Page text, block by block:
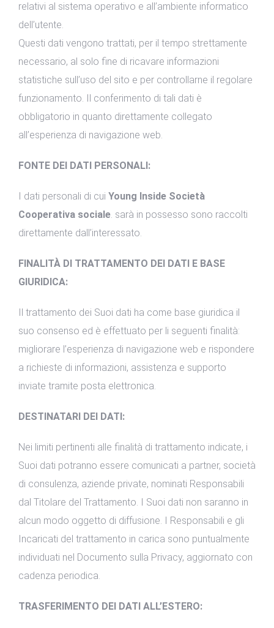
relativi al sistema operativo e all’ambiente informatico
dell’utente.
Questi dati vengono trattati, per il tempo strettamente
necessario, al solo fine di ricavare informazioni
statistiche sull’uso del sito e per controllarne il regolare
funzionamento. Il conferimento di tali dati è
obbligatorio in quanto direttamente collegato
all’esperienza di navigazione web.
FONTE DEI DATI PERSONALI:
I dati personali di cui Young Inside Società
Cooperativa sociale. sarà in possesso sono raccolti
direttamente dall’interessato.
FINALITÀ DI TRATTAMENTO DEI DATI E BASE
GIURIDICA:
Il trattamento dei Suoi dati ha come base giuridica il
suo consenso ed è effettuato per li seguenti finalità:
migliorare l’esperienza di navigazione web e rispondere
a richieste di informazioni, assistenza e supporto
inviate tramite posta elettronica.
DESTINATARI DEI DATI:
Nei limiti pertinenti alle finalità di trattamento indicate, i
Suoi dati potranno essere comunicati a partner, società
di consulenza, aziende private, nominati Responsabili
dal Titolare del Trattamento. I Suoi dati non saranno in
alcun modo oggetto di diffusione. I Responsabili e gli
Incaricati del trattamento in carica sono puntualmente
individuati nel Documento sulla Privacy, aggiornato con
cadenza periodica.
TRASFERIMENTO DEI DATI ALL’ESTERO: